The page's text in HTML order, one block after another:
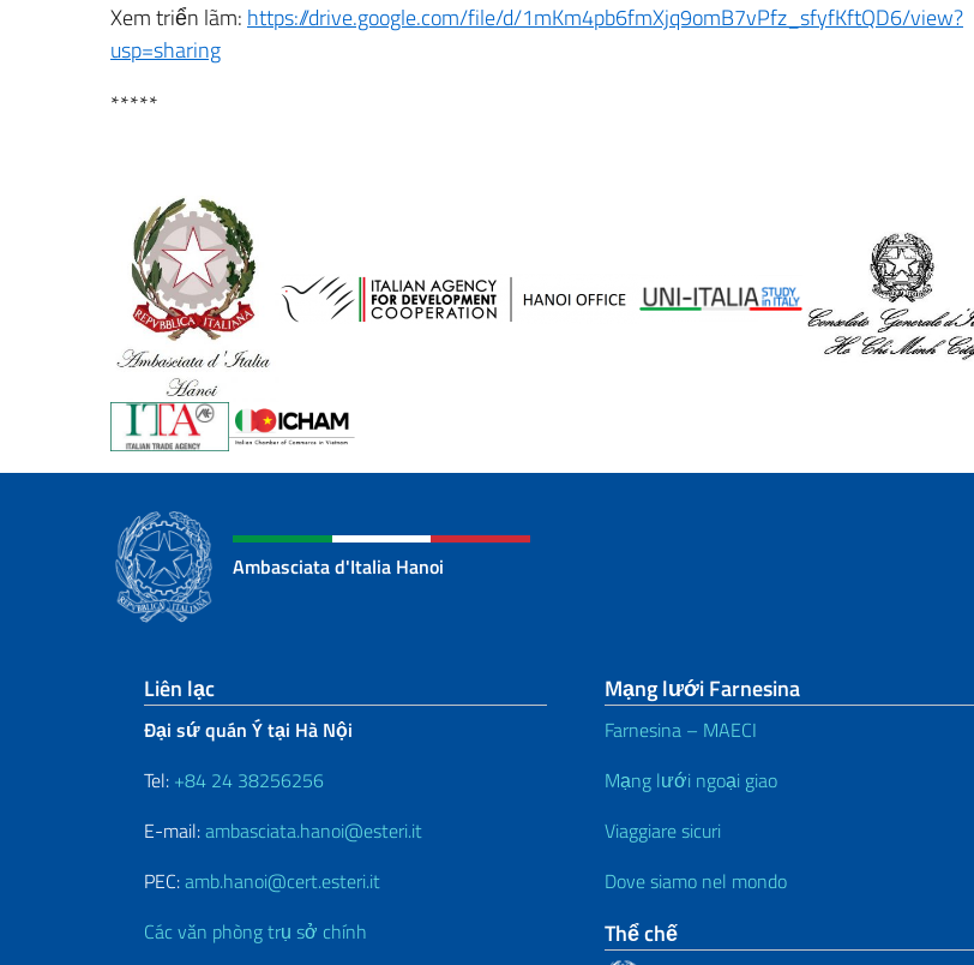
Xem triển lãm: https://drive.google.com/file/d/1mKm4pb6fmXjq9omB7vPfz_sfyfKftQD6/view?
usp=sharing
*****
Ambasciata d'Italia Hanoi
Sezione footer
Liên lạc
Đại sứ quán Ý tại Hà Nội
Tel: +84 24 38256256
E-mail:ambasciata.hanoi@esteri.it
PEC:amb.hanoi@cert.esteri.it
Các văn phòng trụ sở chính
Mạng lưới Farnesina
Farnesina – MAECI
Mạng lưới ngoại giao
Viaggiare sicuri
Dove siamo nel mondo
Thể chế